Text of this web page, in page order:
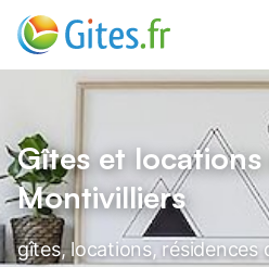
Gîtes et locations
Montivilliers
gîtes, locations, résidences